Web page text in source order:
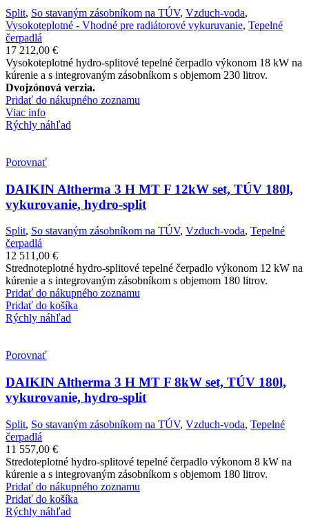
Split, So stavaným zásobníkom na TÚV, Vzduch-voda,
Vysokoteplotné - Vhodné pre radiátorové vykuruvanie, Tepelné
čerpadlá
17 212,00 €
Vysokoteplotné hydro-splitové tepelné čerpadlo výkonom 18 kW na
kúrenie a s integrovaným zásobníkom s objemom 230 litrov.
Dvojzónová verzia.
Pridať do nákupného zoznamu
Viac info
Rýchly náhľad
Porovnať
DAIKIN Altherma 3 H MT F 12kW set, TÚV 180l,
vykurovanie, hydro-split
Split, So stavaným zásobníkom na TÚV, Vzduch-voda, Tepelné
čerpadlá
12 511,00 €
Strednoteplotné hydro-splitové tepelné čerpadlo výkonom 12 kW na
kúrenie a s integrovaným zásobníkom s objemom 180 litrov.
Pridať do nákupného zoznamu
Pridať do košíka
Rýchly náhľad
Porovnať
DAIKIN Altherma 3 H MT F 8kW set, TÚV 180l,
vykurovanie, hydro-split
Split, So stavaným zásobníkom na TÚV, Vzduch-voda, Tepelné
čerpadlá
11 557,00 €
Stredoteplotné hydro-splitové tepelné čerpadlo výkonom 8 kW na
kúrenie a s integrovaným zásobníkom s objemom 180 litrov.
Pridať do nákupného zoznamu
Pridať do košíka
Rýchly náhľad